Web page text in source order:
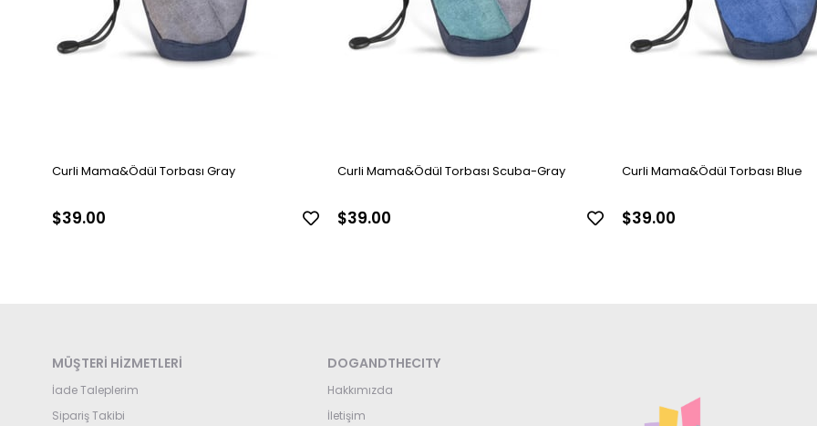
Curli Mama&Ödül Torbası Gray
$39.00
Curli Mama&Ödül Torbası Scuba-Gray
$39.00
Curli Mama&Ödül Torbası Blue
$39.00
MÜŞTERİ HİZMETLERİ
İade Taleplerim
Sipariş Takibi
DOGANDTHECITY
Hakkımızda
İletişim